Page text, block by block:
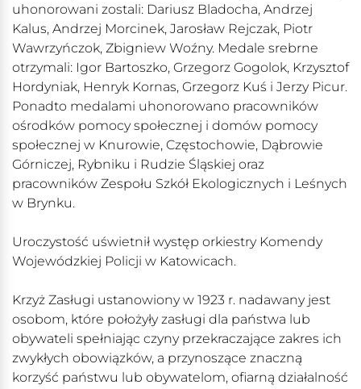
uhonorowani zostali: Dariusz Bladocha, Andrzej
Kalus, Andrzej Morcinek, Jarosław Rejczak, Piotr
Wawrzyńczok, Zbigniew Woźny. Medale srebrne
otrzymali: Igor Bartoszko, Grzegorz Gogolok, Krzysztof
Hordyniak, Henryk Kornas, Grzegorz Kuś i Jerzy Picur.
Ponadto medalami uhonorowano pracowników
ośrodków pomocy społecznej i domów pomocy
społecznej w Knurowie, Częstochowie, Dąbrowie
Górniczej, Rybniku i Rudzie Śląskiej oraz
pracowników Zespołu Szkół Ekologicznych i Leśnych
w Brynku.
Uroczystość uświetnił występ orkiestry Komendy
Wojewódzkiej Policji w Katowicach.
Krzyż Zasługi ustanowiony w 1923 r. nadawany jest
osobom, które położyły zasługi dla państwa lub
obywateli spełniając czyny przekraczające zakres ich
zwykłych obowiązków, a przynoszące znaczną
korzyść państwu lub obywatelom, ofiarną działalność